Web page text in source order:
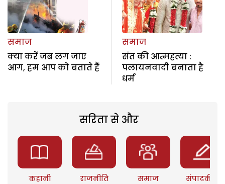
समाज
क्या करें जब लग जाए
आग, हम आप को बताते हैं
समाज
संत की आत्महत्या :
पलायनवादी बनाता है
धर्म
सरिता से और
कहानी राजनीति समाज संपादकीय